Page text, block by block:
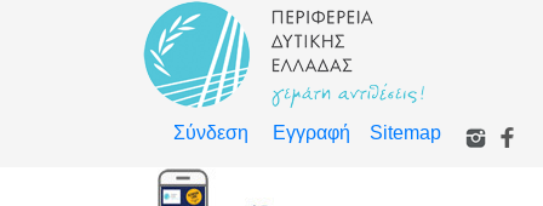
Σύνδεση Εγγραφή Sitemap